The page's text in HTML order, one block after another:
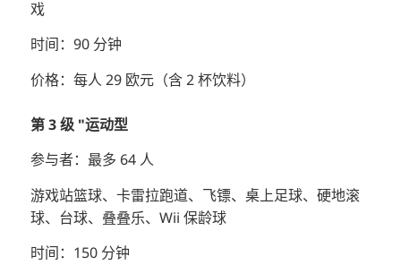
戏
时间：90 分钟
价格：每人 29 欧元（含 2 杯饮料）
第 3 级 "运动型
参与者：最多 64 人
游戏站篮球、卡雷拉跑道、飞镖、桌上足球、硬地滚
球、台球、叠叠乐、Wii 保龄球
时间：150 分钟